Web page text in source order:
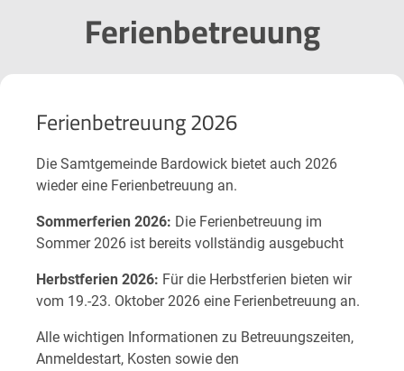
Ferienbetreuung
Ferienbetreuung 2026
Die Samtgemeinde Bardowick bietet auch 2026
wieder eine Ferienbetreuung an.
Sommerferien 2026: Die Ferienbetreuung im
Sommer 2026 ist bereits vollständig ausgebucht
Herbstferien 2026: Für die Herbstferien bieten wir
vom 19.-23. Oktober 2026 eine Ferienbetreuung an.
Alle wichtigen Informationen zu Betreuungszeiten,
Anmeldestart, Kosten sowie den